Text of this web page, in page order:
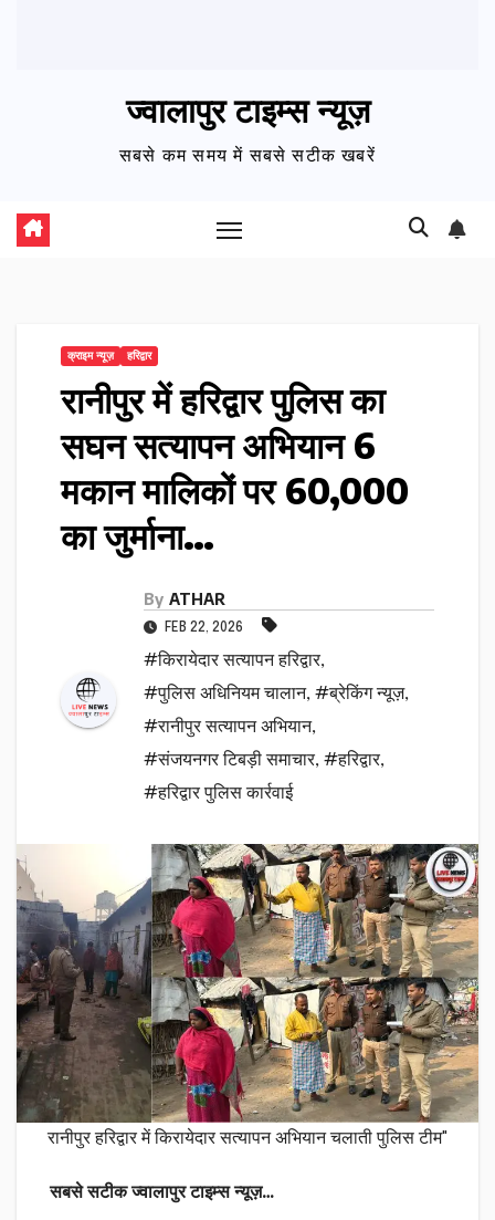
ज्वालापुर टाइम्स न्यूज़
सबसे कम समय में सबसे सटीक खबरें
क्राइम न्यूज़ हरिद्वार
रानीपुर में हरिद्वार पुलिस का
सघन सत्यापन अभियान 6
मकान मालिकों पर ₹60,000
का जुर्माना…
By ATHAR
FEB 22, 2026
#किरायेदार सत्यापन हरिद्वार,
#पुलिस अधिनियम चालान, #ब्रेकिंग न्यूज़,
#रानीपुर सत्यापन अभियान,
#संजयनगर टिबड़ी समाचार, #हरिद्वार,
#हरिद्वार पुलिस कार्रवाई
रानीपुर हरिद्वार में किरायेदार सत्यापन अभियान चलाती पुलिस टीम"
सबसे सटीक ज्वालापुर टाइम्स न्यूज़…